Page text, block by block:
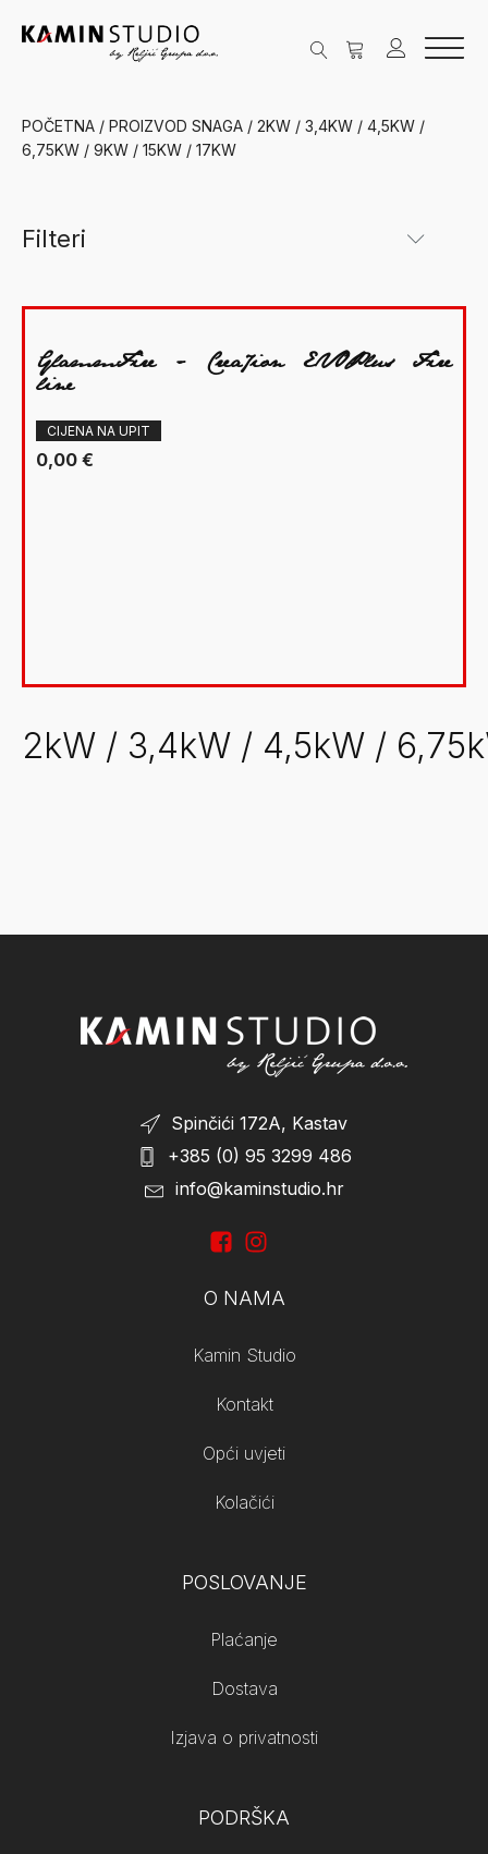
POČETNA / PROIZVOD SNAGA / 2KW / 3,4KW / 4,5KW /
6,75KW / 9KW / 15KW / 17KW
Filteri
Cijena
Akcija
GlammFire - Crea7ion EVOPlus Fire
line
CIJENA NA UPIT
0,00 €
Spinčići 172A, Kastav
+385 (0) 95 3299 486
info@kaminstudio.hr
O NAMA
Kamin Studio
Kontakt
Opći uvjeti
Kolačići
POSLOVANJE
Plaćanje
Dostava
Izjava o privatnosti
PODRŠKA